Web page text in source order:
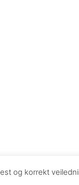
og korrekt